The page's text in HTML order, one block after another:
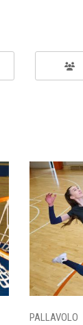
PALLAVOLO